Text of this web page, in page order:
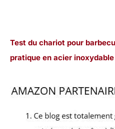
Test du chariot pour
pratique en acier inoxydable